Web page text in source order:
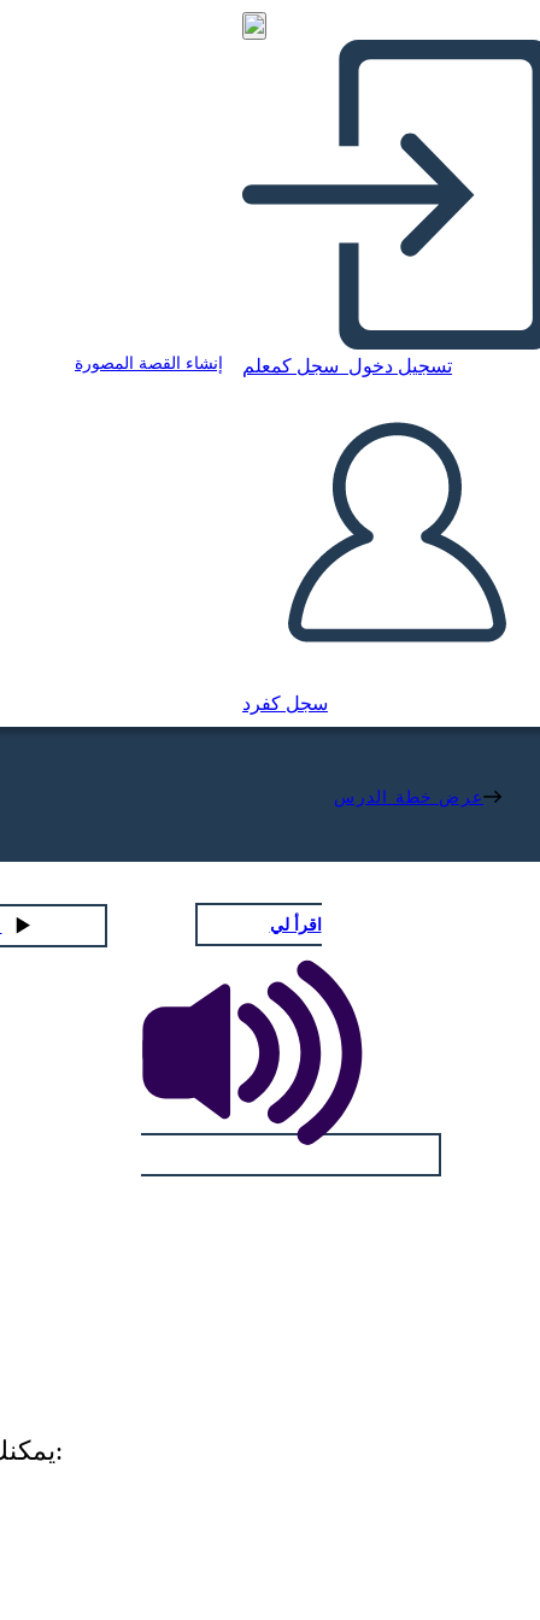
إنشاء القصة المصورة تسجيل دخول سجل كمعلم
سجل كفرد
عرض خطة الدرس
اقرأ لي
يمكنك أن تجد هذه القصة المصورة في المواد والموارد التالية: